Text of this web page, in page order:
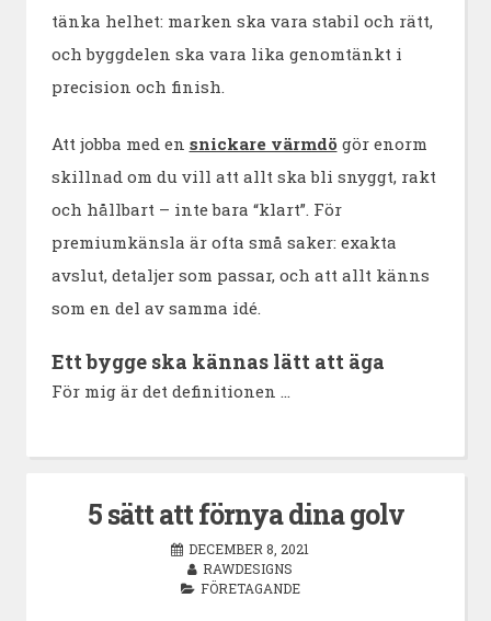
tänka helhet: marken ska vara stabil och rätt,
och byggdelen ska vara lika genomtänkt i
precision och finish.
Att jobba med en snickare värmdö gör enorm
skillnad om du vill att allt ska bli snyggt, rakt
och hållbart – inte bara “klart”. För
premiumkänsla är ofta små saker: exakta
avslut, detaljer som passar, och att allt känns
som en del av samma idé.
Ett bygge ska kännas lätt att äga
För mig är det definitionen …
5 sätt att förnya dina golv
DECEMBER 8, 2021
RAWDESIGNS
FÖRETAGANDE